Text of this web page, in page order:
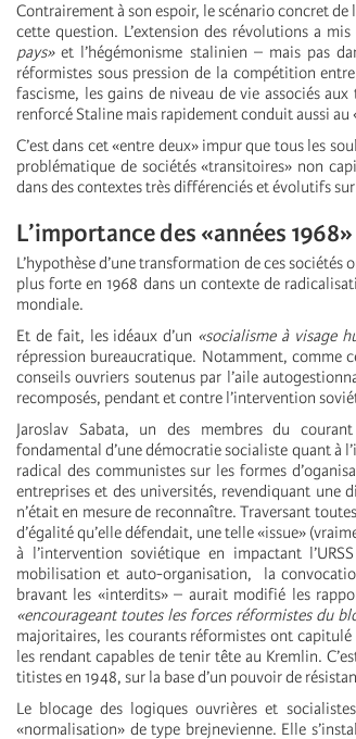
Contrairement à son espoir, le scénario concret de
cette question. L’extension des révolutions a mis
pays»et l’hégémonisme stalinien – mais pas
réformistes sous pression de la compétition
fascisme, les gains de niveau de vie associés
renforcé Staline mais rapidement conduit aussi
C’est dans cet «entre deux» impur que tous les
problématique de sociétés «transitoires» non
dans des contextes très différenciés et évolutifs
L’importance des «années 1968»
L’hypothèse d’une transformation de ces
plus forte en 1968 dans un contexte de
mondiale.
Et de fait, les idéaux d’un «socialisme à visage
répression bureaucratique. Notamment, comme
conseils ouvriers soutenus par l’aile
recomposés, pendant et contre l’intervention
Jaroslav Sabata, un des membres du
fondamental d’une démocratie socialiste quant à
radical des communistes sur les formes
entreprises et des universités, revendiquant une
n’était en mesure de reconnaître. Traversant
d’égalité qu’elle défendait, une telle «issue»
à l’intervention soviétique en impactant
mobilisation et auto-organisation, la
bravant les «interdits» – aurait modifié les
«encourageant toutes les forces réformistes du
majoritaires, les courants réformistes ont
les rendant capables de tenir tête au Kremlin.
titistes en 1948, sur la base d’un pouvoir de
Le blocage des logiques ouvrières et
«normalisation» de type brejnevienne. Elle